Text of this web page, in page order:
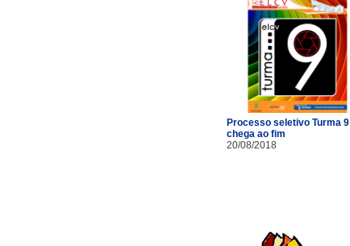
Processo seletivo Turma 9
chega ao fim
20/08/2018